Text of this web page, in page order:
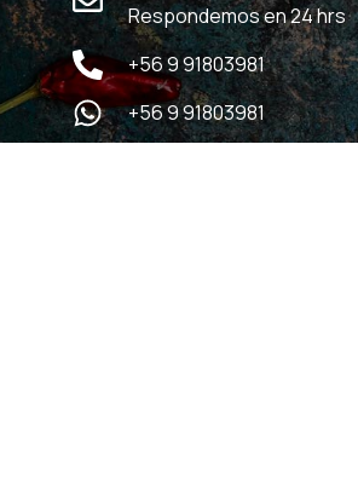
Respondemos en 24 hrs
+56 9 91803981
+56 9 91803981